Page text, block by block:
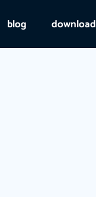
blog download